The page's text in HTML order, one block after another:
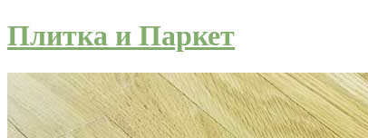
Плитка и Паркет